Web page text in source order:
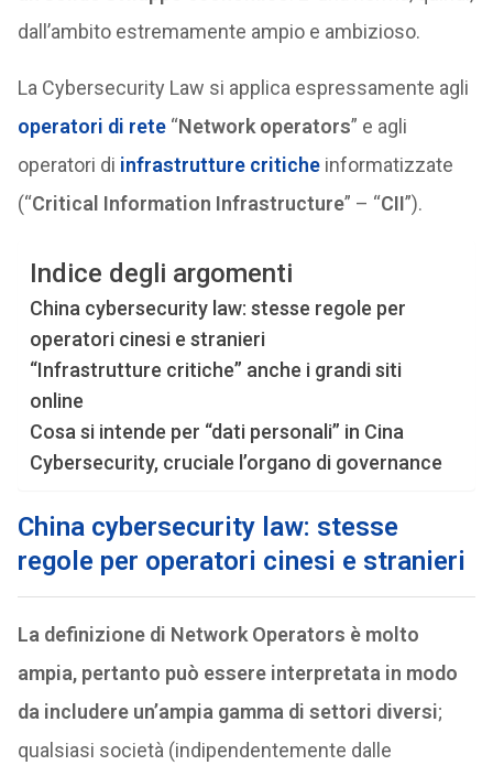
dall’ambito estremamente ampio e ambizioso.
La Cybersecurity Law si applica espressamente agli
operatori di rete“Network operators” e agli
operatori di infrastrutture criticheinformatizzate
(“Critical Information Infrastructure” – “CII”).
Indice degli argomenti
China cybersecurity law: stesse regole per
operatori cinesi e stranieri
“Infrastrutture critiche” anche i grandi siti
online
Cosa si intende per “dati personali” in Cina
Cybersecurity, cruciale l’organo di governance
China cybersecurity law: stesse
regole per operatori cinesi e stranieri
La definizione di Network Operators è molto
ampia, pertanto può essere interpretata in modo
da includere un’ampia gamma di settori diversi;
qualsiasi società (indipendentemente dalle